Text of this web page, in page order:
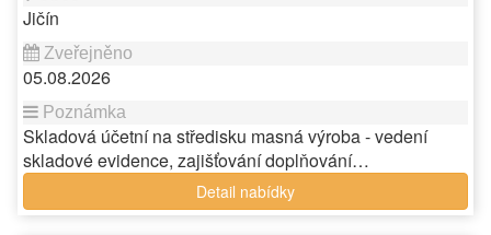
Jičín
05.08.2026
Skladová účetní na středisku masná výroba - vedení
skladové evidence, zajišťování doplňování…
Detail nabídky